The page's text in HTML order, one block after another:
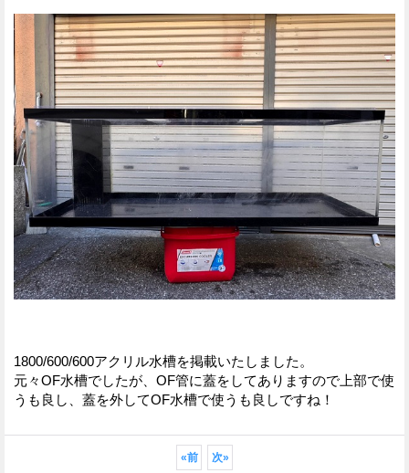
1800/600/600アクリル水槽を掲載いたしました。
元々OF水槽でしたが、OF管に蓋をしてありますので上部で使
うも良し、蓋を外してOF水槽で使うも良しですね！
«前 次»